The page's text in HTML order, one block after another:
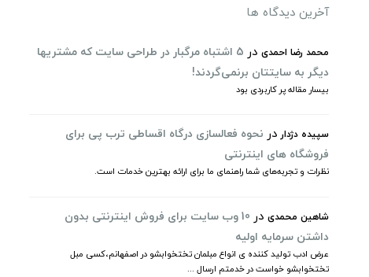
آخرین دیدگاه ها
محمد رضا احمدی در
5 اشتباه مرگبار در طراحی سایت که مشتریها
دیگر به سایتتان برنمی‌گردند!
بیسار مقاله پر کاربردی بود
سپیده دژداردر نحوه فعالسازی درگاه اقساطی ترب پی برای
فروشگاه های اینترنتی
نظرات و تجربه‌های شما راهنمای ما برای ارائه بهترین خدمات است.
شاهین محمدی در
10 وب سایت برای فروش اینترنتی بدون
داشتن سرمایه اولیه
عرض ادب تولید کننده ی انواع مبلمان تختخوابشو در اصفهانم،کسی مبل
تختخوابشو خواست در خدمتم ارسال ...